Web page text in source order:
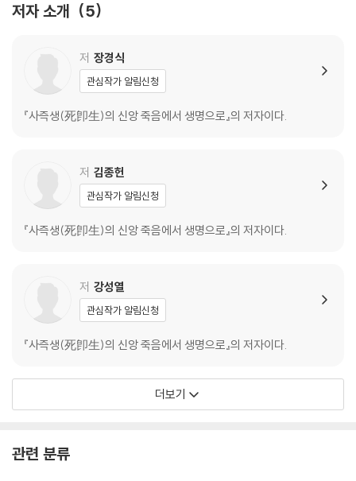
김도훈 교수(장로회신학대학교 조직신학)
부록: 수강 소감문
공연배
다아트 아카데미 제1기 ~ 제4기 세미나의 주제와 발표자들
저자 소개 5
저 장경식
관심작가 알림신청
『사즉생(死卽生)의 신앙 죽음에서 생명으로』의 저자이다.
저 김종헌
관심작가 알림신청
『사즉생(死卽生)의 신앙 죽음에서 생명으로』의 저자이다.
저 강성열
관심작가 알림신청
『사즉생(死卽生)의 신앙 죽음에서 생명으로』의 저자이다.
더보기
관련 분류